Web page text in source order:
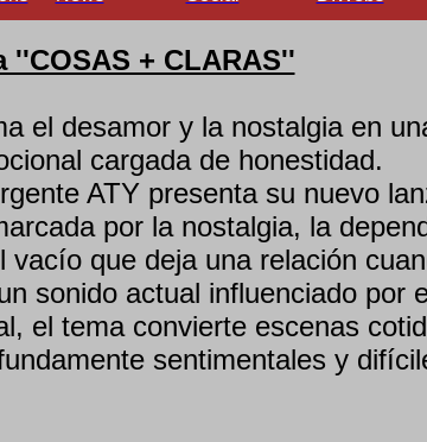
''COSAS + CLARAS''
el desamor y la nostalgia en
cargada de honestidad.
ATY presenta su nuevo
por la nostalgia, la
vacío que deja una relación
sonido actual influenciado por
el tema convierte escenas
sentimentales y